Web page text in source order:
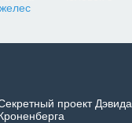
проект Дэвида